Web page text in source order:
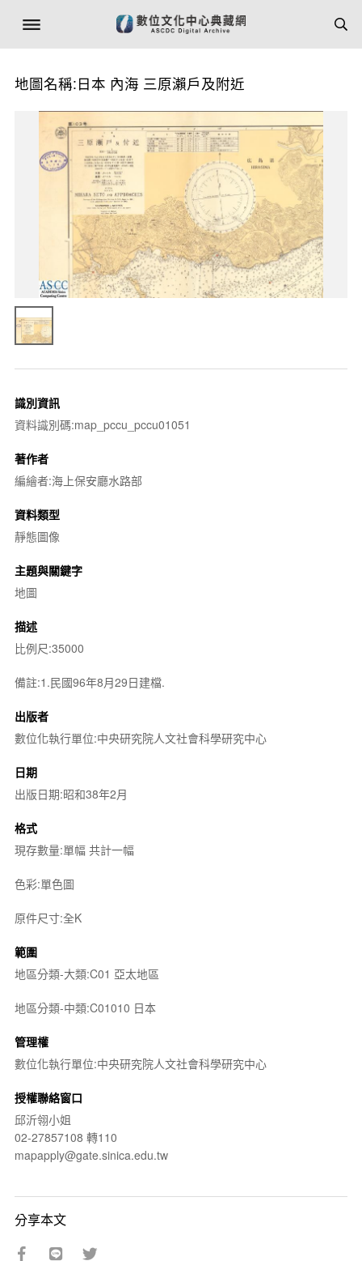
地圖名稱:日本 內海 三原瀨戶及附近
識別資訊
資料識別碼:map_pccu_pccu01051
著作者
編繪者:海上保安廳水路部
資料類型
靜態圖像
主題與關鍵字
地圖
描述
比例尺:35000
備註:1.民國96年8月29日建檔.
出版者
數位化執行單位:中央研究院人文社會科學研究中心
日期
出版日期:昭和38年2月
格式
現存數量:單幅 共計一幅
色彩:單色圖
原件尺寸:全K
範圍
地區分類-大類:C01 亞太地區
地區分類-中類:C01010 日本
管理權
數位化執行單位:中央研究院人文社會科學研究中心
授權聯絡窗口
邱沂翎小姐
02-27857108 轉110
mapapply@gate.sinica.edu.tw
分享本文